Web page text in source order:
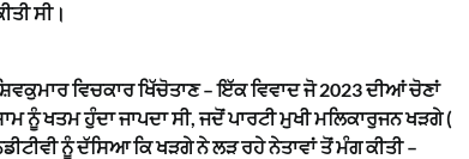
ਸੀ।
ਵਿਚਕਾਰ ਖਿੱਚੋਤਾਣ – ਇੱਕ ਵਿਵਾਦ ਜੋ 2023 ਦੀਆਂ ਚੋਣਾਂ
ਨੂੰ ਖਤਮ ਹੁੰਦਾ ਜਾਪਦਾ ਸੀ, ਜਦੋਂ ਪਾਰਟੀ ਮੁਖੀ ਮਲਿਕਾਰੁਜਨ ਖੜਗੇ (
ਨੂੰ ਦੱਸਿਆ ਕਿ ਖੜਗੇ ਨੇ ਲੜ ਰਹੇ ਨੇਤਾਵਾਂ ਤੋਂ ਮੰਗ ਕੀਤੀ –